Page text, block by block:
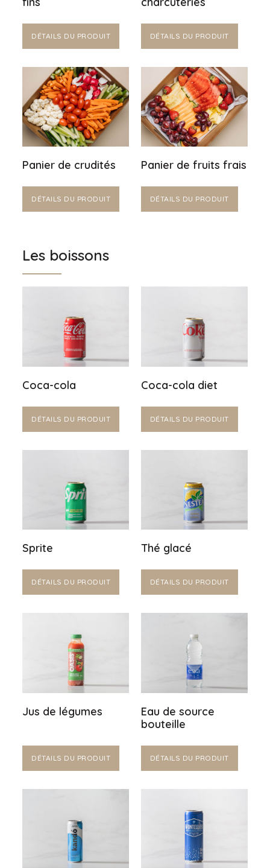
DÉTAILS DU PRODUIT DÉTAILS DU PRODUIT
Panier de crudités
DÉTAILS DU PRODUIT
Panier de fruits frais
DÉTAILS DU PRODUIT
Les boissons
Coca-cola
DÉTAILS DU PRODUIT
Coca-cola diet
DÉTAILS DU PRODUIT
Sprite
DÉTAILS DU PRODUIT
Thé glacé
DÉTAILS DU PRODUIT
Jus de légumes
DÉTAILS DU PRODUIT
Eau de source
bouteille
DÉTAILS DU PRODUIT